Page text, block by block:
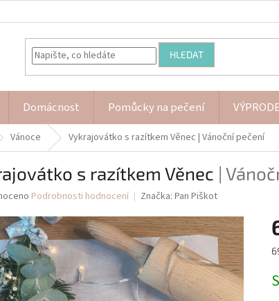
HLEDAT
Domácnost Pomůcky na pečení
Vánoce Vykrajovátko s razítkem Věnec | Vánoční pečení
s razítkem Věnec |
Podrobnosti hodnocení Značka: Pan Piškot